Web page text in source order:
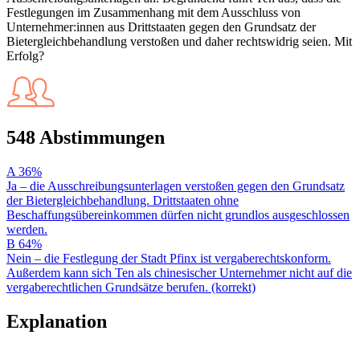
Festlegungen im Zusammenhang mit dem Ausschluss von
Unternehmer:innen aus Drittstaaten gegen den Grundsatz der
Bietergleichbehandlung verstoßen und daher rechtswidrig seien. Mit
Erfolg?
548 Abstimmungen
A 36%
Ja – die Ausschreibungsunterlagen verstoßen gegen den Grundsatz
der Bietergleichbehandlung. Drittstaaten ohne
Beschaffungsübereinkommen dürfen nicht grundlos ausgeschlossen
werden.
B 64%
Nein – die Festlegung der Stadt Pfinx ist vergaberechtskonform.
Außerdem kann sich Ten als chinesischer Unternehmer nicht auf die
vergaberechtlichen Grundsätze berufen. (korrekt)
Explanation